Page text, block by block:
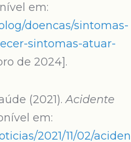
em:
doencas/sintomas-
sintomas-atuar-
de 2024].
(2021).Acidente
em:
2021/11/02/